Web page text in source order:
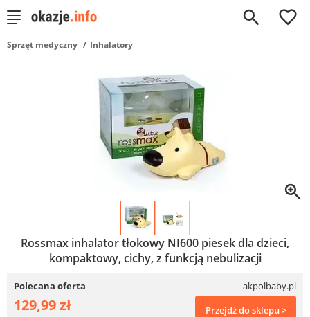
0
Sprzęt medyczny Inhalatory
Rossmax inhalator tłokowy NI600 piesek dla dzieci,
kompaktowy, cichy, z funkcją nebulizacji
Polecana oferta akpolbaby.pl
129,99 zł Przejdź do sklepu >